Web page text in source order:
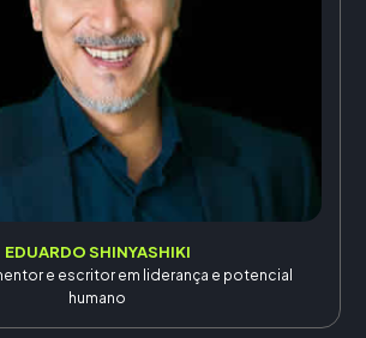
EDUARDO SHINYASHIKI
e escritor em liderança e potencial
humano